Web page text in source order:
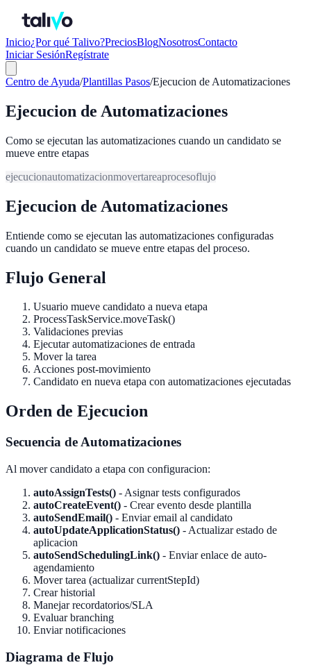
Inicio¿Por qué Talivo?PreciosBlogNosotrosContacto
Iniciar SesiónRegístrate
Centro de Ayuda/Plantillas Pasos/Ejecucion de Automatizaciones
Ejecucion de Automatizaciones
Como se ejecutan las automatizaciones cuando un candidato se
mueve entre etapas
ejecucionautomatizacionmovertareaprocesoflujo
Ejecucion de Automatizaciones
Entiende como se ejecutan las automatizaciones configuradas
cuando un candidato se mueve entre etapas del proceso.
Flujo General
Usuario mueve candidato a nueva etapa
ProcessTaskService.moveTask()
Validaciones previas
Ejecutar automatizaciones de entrada
Mover la tarea
Acciones post-movimiento
Candidato en nueva etapa con automatizaciones ejecutadas
Orden de Ejecucion
Secuencia de Automatizaciones
Al mover candidato a etapa con configuracion:
autoAssignTests() - Asignar tests configurados
autoCreateEvent() - Crear evento desde plantilla
autoSendEmail() - Enviar email al candidato
autoUpdateApplicationStatus() - Actualizar estado de
aplicacion
autoSendSchedulingLink() - Enviar enlace de auto-
agendamiento
Mover tarea (actualizar currentStepId)
Crear historial
Manejar recordatorios/SLA
Evaluar branching
Enviar notificaciones
Diagrama de Flujo